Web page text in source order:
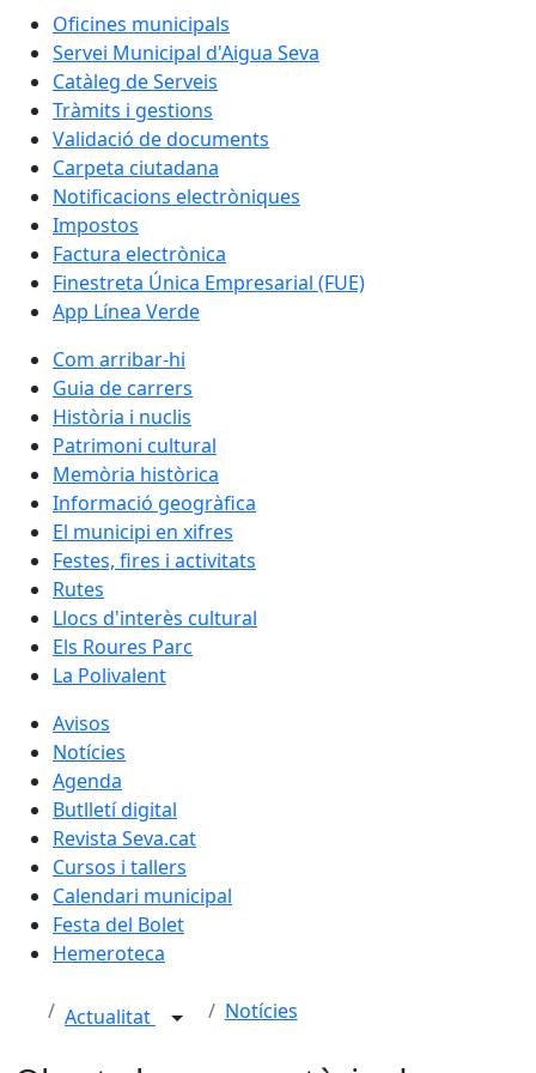
Oficines municipals
Servei Municipal d'Aigua Seva
Catàleg de Serveis
Tràmits i gestions
Validació de documents
Carpeta ciutadana
Notificacions electròniques
Impostos
Factura electrònica
Finestreta Única Empresarial (FUE)
App Línea Verde
Com arribar-hi
Guia de carrers
Història i nuclis
Patrimoni cultural
Memòria històrica
Informació geogràfica
El municipi en xifres
Festes, fires i activitats
Rutes
Llocs d'interès cultural
Els Roures Parc
La Polivalent
Avisos
Notícies
Agenda
Butlletí digital
Revista Seva.cat
Cursos i tallers
Calendari municipal
Festa del Bolet
Hemeroteca
Actualitat Notícies